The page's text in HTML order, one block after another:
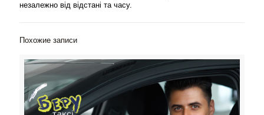
незалежно від відстані та часу.
Похожие записи